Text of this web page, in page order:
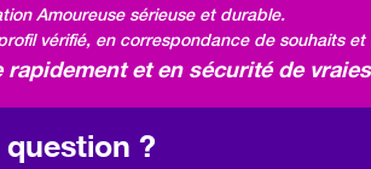
Amoureuse sérieuse et durable.
vérifié, en correspondance de souhaits
et en sécurité de
question ?